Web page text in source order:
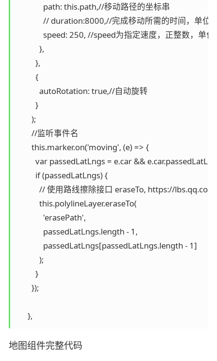
path: this.path,//移动路径的坐标串
// duration:8000,//完成移动所需的时间，单位
speed: 250, //speed为指定速度，正整数，单位
},
},
{
autoRotation: true,//自动旋转
}
);
//监听事件名
this.marker.on('moving', (e) => {
var passedLatLngs = e.car &&
if (passedLatLngs) {
// 使用路线擦除接口 eraseTo, https://lbs.qq.com/
this.polylineLayer.eraseTo(
'erasePath',
passedLatLngs.length - 1,
passedLatLngs[passedLatLngs.length - 1]
);
}
});
},
地图组件完整代码